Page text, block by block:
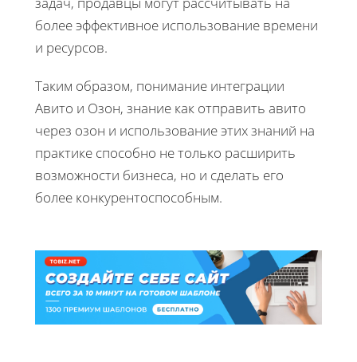
более эффективное использование времени
и ресурсов.
Таким образом, понимание интеграции
Авито и Озон, знание как отправить авито
через озон и использование этих знаний на
практике способно не только расширить
возможности бизнеса, но и сделать его
более конкурентоспособным.